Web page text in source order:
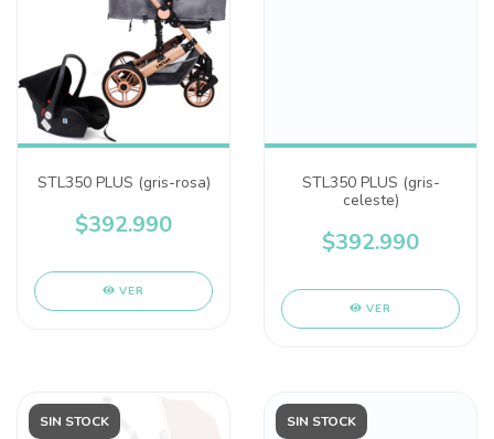
STL350 PLUS (gris-rosa)
$392.990
VER
STL350 PLUS (gris-
celeste)
$392.990
VER
SIN STOCK SIN STOCK